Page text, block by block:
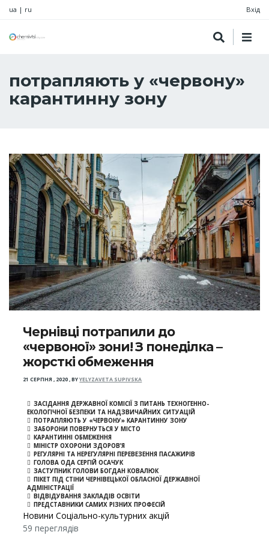
ua | ru Вхід
потрапляють у «червону»
карантинну зону
Чернівці потрапили до
«червоної» зони! З понеділка –
жорсткі обмеження
21 СЕРПНЯ , 2020,BYYELYZAVETA SUPIVSKA
ЗАСІДАННЯ ДЕРЖАВНОЇ КОМІСІЇ З ПИТАНЬ ТЕХНОГЕННО-
ЕКОЛОГІЧНОЇ БЕЗПЕКИ ТА НАДЗВИЧАЙНИХ СИТУАЦІЙ
ПОТРАПЛЯЮТЬ У «ЧЕРВОНУ» КАРАНТИННУ ЗОНУ
ЗАБОРОНИ ПОВЕРНУТЬСЯ У МІСТО
КАРАНТИННІ ОБМЕЖЕННЯ
МІНІСТР ОХОРОНИ ЗДОРОВ’Я
РЕГУЛЯРНІ ТА НЕРЕГУЛЯРНІ ПЕРЕВЕЗЕННЯ ПАСАЖИРІВ
ГОЛОВА ОДА СЕРГІЙ ОСАЧУК
ЗАСТУПНИК ГОЛОВИ БОГДАН КОВАЛЮК
ПІКЕТ ПІД СТІНИ ЧЕРНІВЕЦЬКОЇ ОБЛАСНОЇ ДЕРЖАВНОЇ
АДМІНІСТРАЦІЇ
ВІДВІДУВАННЯ ЗАКЛАДІВ ОСВІТИ
ПРЕДСТАВНИКИ САМИХ РІЗНИХ ПРОФЕСІЙ
Новини Соціально-культурних акцій
59 переглядів